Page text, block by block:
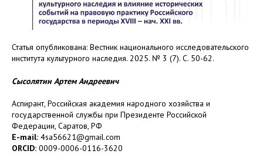
Статья опубликована: Вестник национального исследовательского
института культурного наследия. 2025. № 3 (7). С. 50-62.
Сысолятин Артем Андреевич
Аспирант, Российская академия народного хозяйства и
государственной службы при Президенте Российской
Федерации, Саратов, РФ
E-mail: 4sa56621@gmail.com
ORCID: 0009-0006-0116-3620